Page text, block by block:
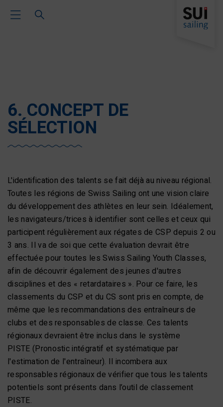
Toggle Main Navigation
6. CONCEPT DE
SÉLECTION
L'identification des talents se fait déjà au niveau régional.
Toutes les régions de Swiss Sailing ont une vision claire
du développement des athlètes en leur sein. Idéalement,
les navigateurs/trices à identifier sont celles et ceux qui
participent régulièrement aux régates de CSP depuis 2 ou
3 ans. Il va de soi que cette évaluation devrait être
effectuée pour toutes les Swiss Sailing Youth Classes,
afin de découvrir également des jeunes d'autres
disciplines et des « retardataires ». Pour ce faire, les
classements du CSP et du CS sont pris en compte, de
même que les recommandations des entraîneurs de
clubs et des responsables de classe. Ces talents
régionaux devraient être inclus dans le système
PISTE (Pronostic intégratif et systématique par
l'estimation de l'entraîneur). Il incombera aux
responsables régionaux de vérifier que tous les talents
potentiels sont présents dans l’outil de classement
PISTE.